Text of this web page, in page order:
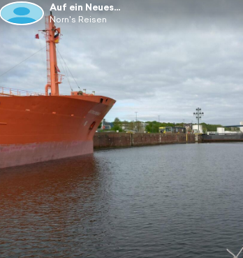
Auf ein Neues...
Norn's Reisen